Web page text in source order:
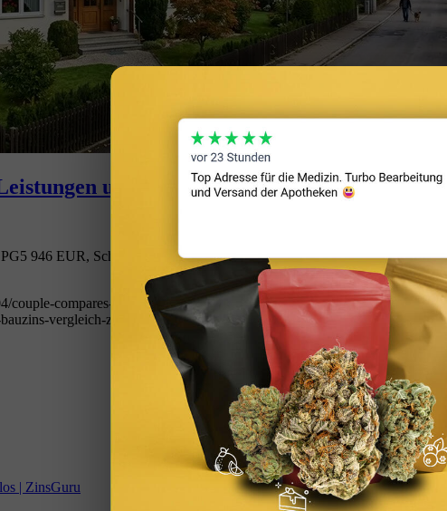
und Antrag stellen
946 EUR, Schritt-für-Schritt-Antrag, Entlastungsbetrag 125 EUR und
couple-compares-bank-offers-laptop-coffee-table-zinsguru.webp 447 800
vergleich-zinsen-kredit-darlehen.svg
ZinsGuru Redaktion 2024-09-11
| ZinsGuru